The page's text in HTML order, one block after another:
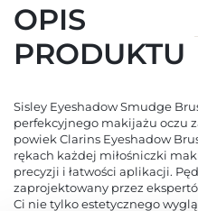
OPIS
PRODUKTU
Sisley Eyeshadow Smudge
perfekcyjnego makijażu oczu
powiek Clarins Eyeshadow
rękach każdej miłośniczki
precyzji i łatwości aplikacji.
zaprojektowany przez
Ci nie tylko estetycznego